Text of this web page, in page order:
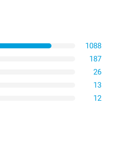
1088
187
26
13
12